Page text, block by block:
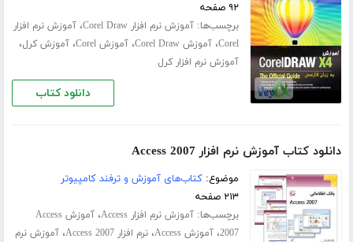
۹۲ صفحه
برچسب‌ها:آموزش نرم افزار Corel Draw ،آموزش نرم افزار
Corel،آموزش Corel Draw ،آموزش Corel ،آموزش کرل،
آموزش نرم افزار کرل
دانلود کتاب
دانلود کتاب آموزش نرم افزار Access 2007
موضوع:کتاب‌های آموزش و ترفند کامپیوتر
۲۱۳ صفحه
برچسب‌ها:آموزش نرم افزار Access ،
آموزش Access
2007،آموزش Access ،نرم افزار Access 2007 ،آموزش نرم